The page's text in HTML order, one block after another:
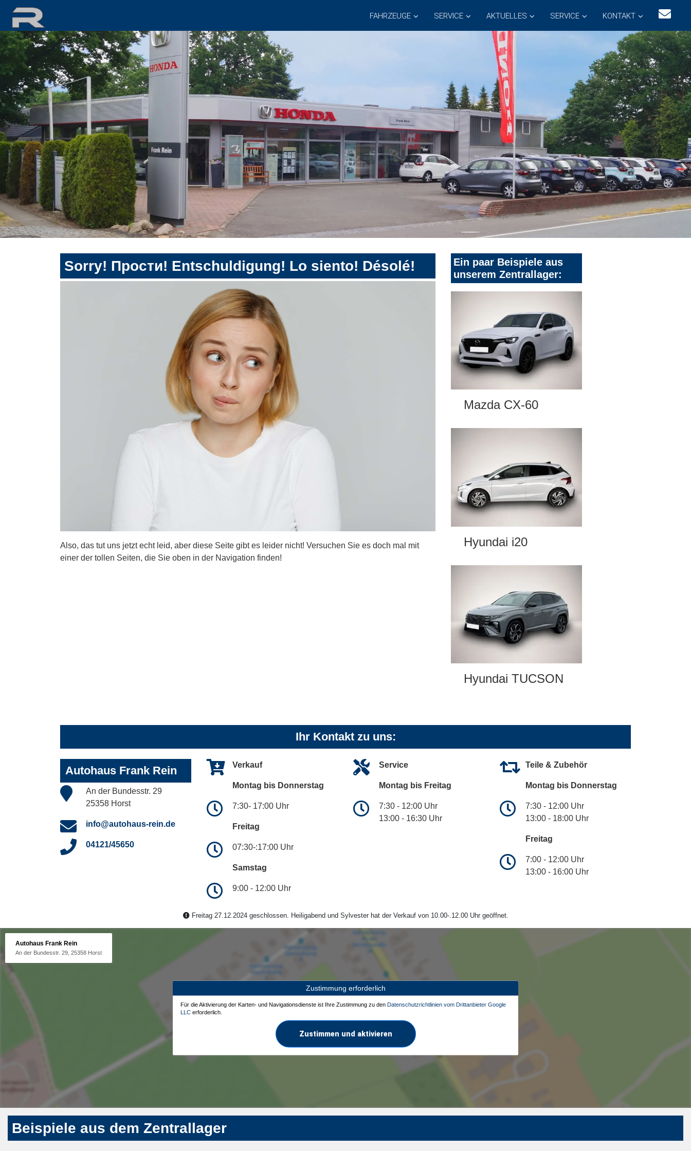
FAHRZEUGE SERVICE AKTUELLES SERVICE KONTAKT
Sorry! Прости! Entschuldigung! Lo siento! Désolé!
Also, das tut uns jetzt echt leid, aber diese Seite gibt es leider nicht! Versuchen Sie es doch mal mit
einer der tollen Seiten, die Sie oben in der Navigation finden!
Ein paar Beispiele aus
unserem Zentrallager:
Mazda CX-60
Hyundai i20
Hyundai TUCSON
Ihr Kontakt zu uns:
Autohaus Frank Rein
An der Bundesstr. 29
25358 Horst
info@autohaus-rein.de
04121/45650
Verkauf
Montag bis Donnerstag
7:30- 17:00 Uhr
Freitag
07:30-:17:00 Uhr
Samstag
9:00 - 12:00 Uhr
Service
Montag bis Freitag
7:30 - 12:00 Uhr
13:00 - 16:30 Uhr
Teile & Zubehör
Montag bis Donnerstag
7:30 - 12:00 Uhr
13:00 - 18:00 Uhr
Freitag
7:00 - 12:00 Uhr
13:00 - 16:00 Uhr
Freitag 27.12.2024 geschlossen. Heiligabend und Sylvester hat der Verkauf von 10.00-.12.00 Uhr geöffnet.
Autohaus Frank Rein
An der Bundesstr. 29, 25358 Horst
Zustimmung erforderlich
Für die Aktivierung der Karten- und Navigationsdienste ist Ihre Zustimmung zu den Datenschutzrichtlinien vom Drittanbieter Google
LLC erforderlich.
Zustimmen und aktivieren
Beispiele aus dem Zentrallager